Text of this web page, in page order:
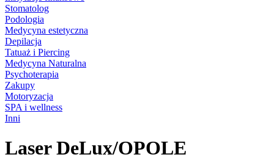
Stomatolog
Podologia
Medycyna estetyczna
Depilacja
Tatuaż i Piercing
Medycyna Naturalna
Psychoterapia
Zakupy
Motoryzacja
SPA i wellness
Inni
Laser DeLux/OPOLE